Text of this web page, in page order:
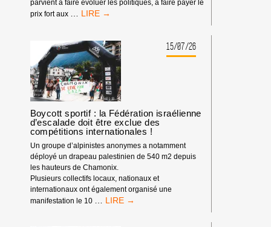
parvient à faire évoluer les politiques, à faire payer le
prix fort aux
LE
BDS
:
NOTRE
IMPACT
DEPUIS
LE
DÉBUT
DE
L’ANNÉE
2026
15/07/26
Boycott sportif : la Fédération israélienne
d’escalade doit être exclue des
compétitions internationales !
Un groupe d’alpinistes anonymes a notamment
déployé un drapeau palestinien de 540 m2 depuis
les hauteurs de Chamonix.
Plusieurs collectifs locaux, nationaux et
internationaux ont également organisé une
manifestation le 10
BOYCOTT